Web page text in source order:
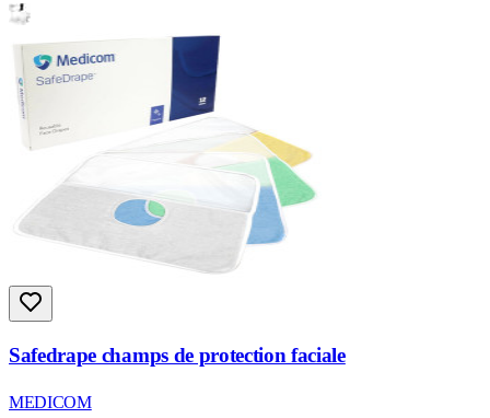
Safedrape champs de protection faciale
MEDICOM